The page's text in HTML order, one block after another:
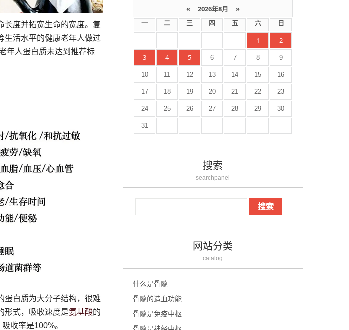
长度并拓宽生命的宽度。复
生活水平的健康老年人做过
年人蛋白质未达到推荐标
蛋白质为大分子结构，很难
形式，吸收速度是氨基酸的
收率是100%。
« 2026年8月 »
一 二 三 四 五 六 日
1
2
3
4 5 6 7 8 9
10 11 12 13 14 15 16
17 18 19 20 21 22 23
24 25 26 27 28 29 30
31
搜索
searchpanel
网站分类
catalog
什么是骨髓
骨髓的造血功能
骨髓是免疫中枢